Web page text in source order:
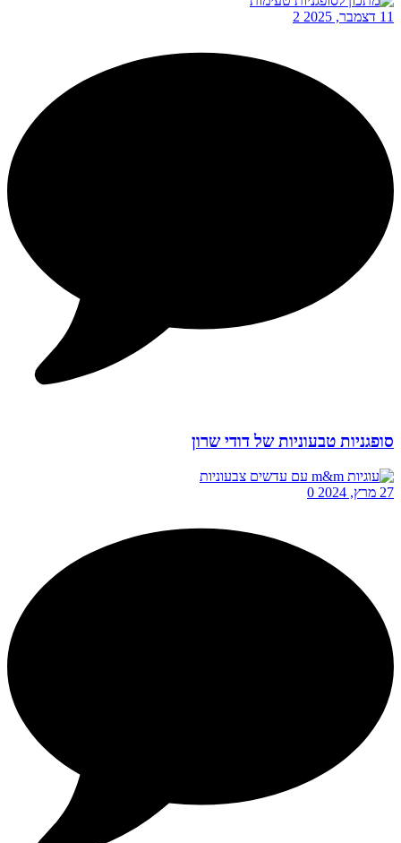
11 דצמבר, 2025 2
סופגניות טבעוניות של דודי שרון
27 מרץ, 2024 0